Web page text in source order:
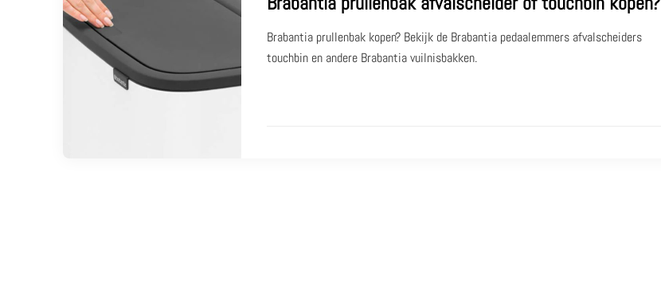
Brabantia prullenbak kopen? Bekijk de Brabantia pedaalemmers afvalscheiders
touchbin en andere Brabantia vuilnisbakken.